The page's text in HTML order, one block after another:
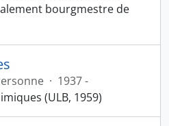
bourgmestre de
· 1937 -
(ULB, 1959)